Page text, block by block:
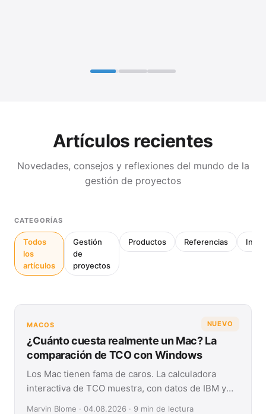
Artículos recientes
Novedades, consejos y reflexiones del mundo de la
gestión de proyectos
CATEGORÍAS
Todos
los
artículos
Gestión
de
proyectos
Productos Referencias
NUEVO
MACOS
¿Cuánto cuesta realmente un Mac? La
comparación de TCO con Windows
Los Mac tienen fama de caros. La calculadora
interactiva de TCO muestra, con datos de IBM y
Marvin Blome · 04.08.2026 · 9 min de lectura